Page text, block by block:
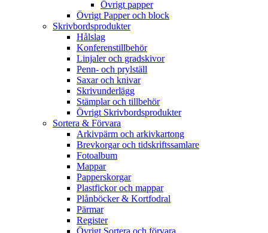
Övrigt papper
Övrigt Papper och block
Skrivbordsprodukter
Hålslag
Konferenstillbehör
Linjaler och gradskivor
Penn- och prylställ
Saxar och knivar
Skrivunderlägg
Stämplar och tillbehör
Övrigt Skrivbordsprodukter
Sortera & Förvara
Arkivpärm och arkivkartong
Brevkorgar och tidskriftssamlare
Fotoalbum
Mappar
Papperskorgar
Plastfickor och mappar
Plånböcker & Kortfodral
Pärmar
Register
Övrigt Sortera och förvara